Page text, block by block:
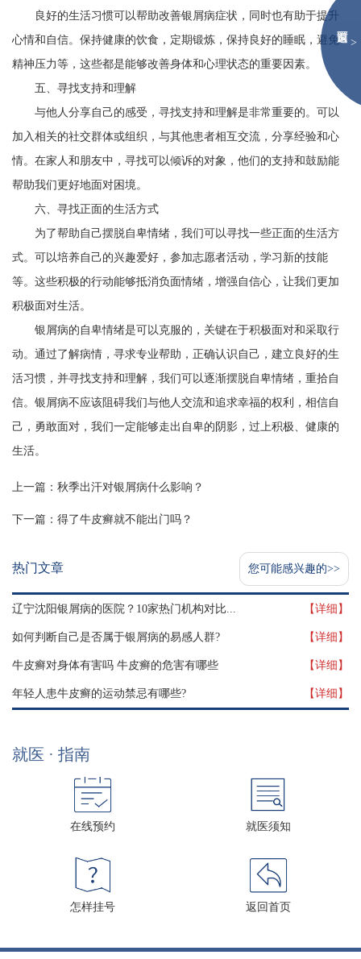
良好的生活习惯可以帮助改善银屑病症状，同时也有助于提升
心情和自信。保持健康的饮食，定期锻炼，保持良好的睡眠，避免
精神压力等，这些都是能够改善身体和心理状态的重要因素。
五、寻找支持和理解
与他人分享自己的感受，寻找支持和理解是非常重要的。可以
加入相关的社交群体或组织，与其他患者相互交流，分享经验和心
情。在家人和朋友中，寻找可以倾诉的对象，他们的支持和鼓励能
帮助我们更好地面对困境。
六、寻找正面的生活方式
为了帮助自己摆脱自卑情绪，我们可以寻找一些正面的生活方
式。可以培养自己的兴趣爱好，参加志愿者活动，学习新的技能
等。这些积极的行动能够抵消负面情绪，增强自信心，让我们更加
积极面对生活。
银屑病的自卑情绪是可以克服的，关键在于积极面对和采取行
动。通过了解病情，寻求专业帮助，正确认识自己，建立良好的生
活习惯，并寻找支持和理解，我们可以逐渐摆脱自卑情绪，重拾自
信。银屑病不应该阻碍我们与他人交流和追求幸福的权利，相信自
己，勇敢面对，我们一定能够走出自卑的阴影，过上积极、健康的
生活。
上一篇： 秋季出汗对银屑病什么影响？
下一篇： 得了牛皮癣就不能出门吗？
热门文章 您可能感兴趣的>>
辽宁沈阳银屑病的医院？10家热门机构对比... 【详细】
如何判断自己是否属于银屑病的易感人群? 【详细】
牛皮癣对身体有害吗 牛皮癣的危害有哪些 【详细】
年轻人患牛皮癣的运动禁忌有哪些? 【详细】
就医 · 指南
在线预约 就医须知
怎样挂号 返回首页
>